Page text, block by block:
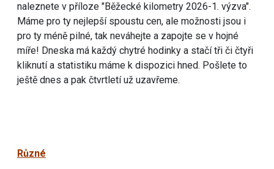
naleznete v příloze "Běžecké kilometry 2026-1. výzva".
Máme pro ty nejlepší spoustu cen, ale možnosti jsou i
pro ty méně pilné, tak neváhejte a zapojte se v hojné
míře! Dneska má každý chytré hodinky a stačí tři či čtyři
kliknutí a statistiku máme k dispozici hned. Pošlete to
ještě dnes a pak čtvrtletí už uzavřeme.
Různé